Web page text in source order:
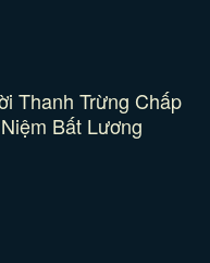
Thanh Trừng Chấp
Niệm Bất Lương